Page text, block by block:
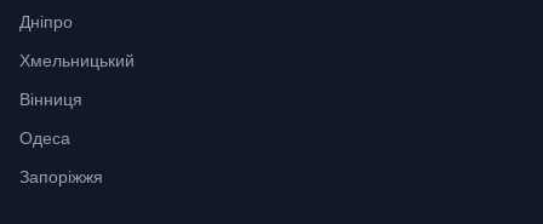
Дніпро
Хмельницький
Вінниця
Одеса
Запоріжжя